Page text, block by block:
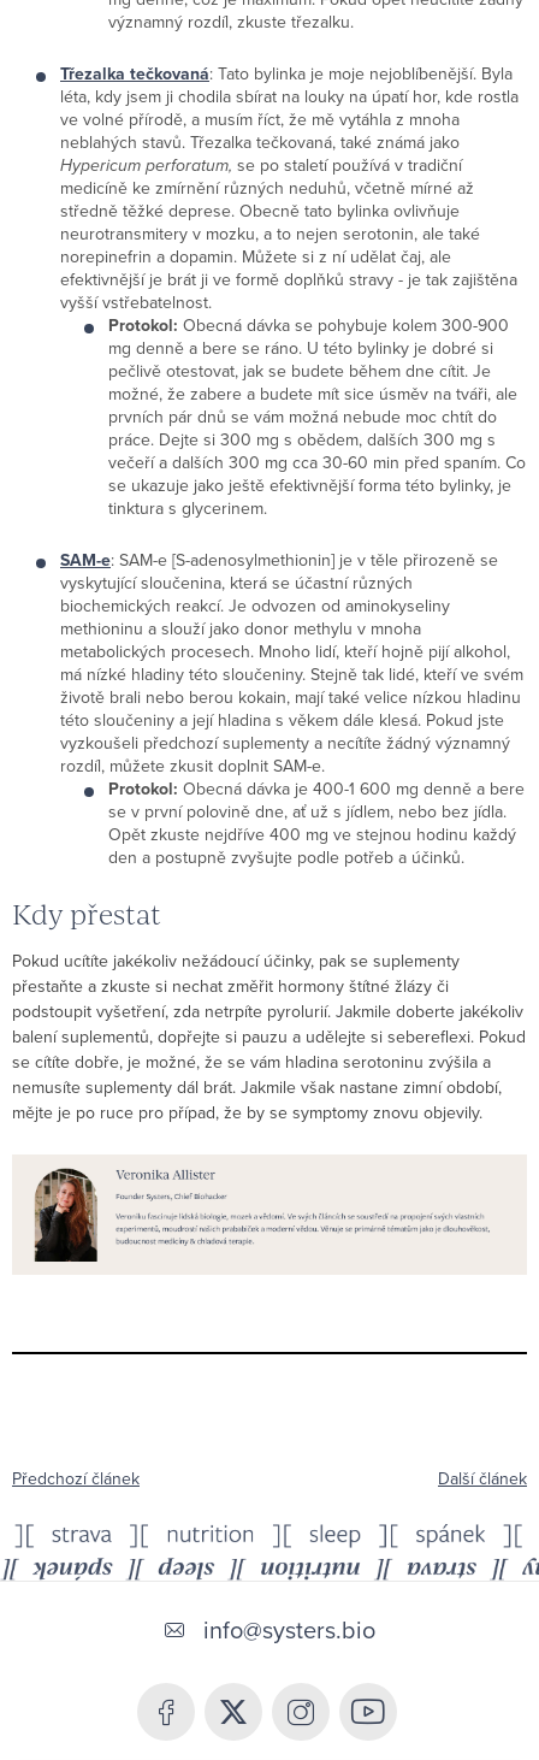
významný rozdíl, zkuste třezalku.
Třezalka tečkovaná: Tato bylinka je moje nejoblíbenější. Byla
léta, kdy jsem ji chodila sbírat na louky na úpatí hor, kde rostla
ve volné přírodě, a musím říct, že mě vytáhla z mnoha
neblahých stavů. Třezalka tečkovaná, také známá jako
Hypericum perforatum, se po staletí používá v tradiční
medicíně ke zmírnění různých neduhů, včetně mírné až
středně těžké deprese. Obecně tato bylinka ovlivňuje
neurotransmitery v mozku, a to nejen serotonin, ale také
norepinefrin a dopamin. Můžete si z ní udělat čaj, ale
efektivnější je brát ji ve formě doplňků stravy - je tak zajištěna
vyšší vstřebatelnost.
Protokol: Obecná dávka se pohybuje kolem 300-900
mg denně a bere se ráno. U této bylinky je dobré si
pečlivě otestovat, jak se budete během dne cítit. Je
možné, že zabere a budete mít sice úsměv na tváři, ale
prvních pár dnů se vám možná nebude moc chtít do
práce. Dejte si 300 mg s obědem, dalších 300 mg s
večeří a dalších 300 mg cca 30-60 min před spaním. Co
se ukazuje jako ještě efektivnější forma této bylinky, je
tinktura s glycerinem.
SAM-e: SAM-e [S-adenosylmethionin] je v těle přirozeně se
vyskytující sloučenina, která se účastní různých
biochemických reakcí. Je odvozen od aminokyseliny
methioninu a slouží jako donor methylu v mnoha
metabolických procesech. Mnoho lidí, kteří hojně pijí alkohol,
má nízké hladiny této sloučeniny. Stejně tak lidé, kteří ve svém
životě brali nebo berou kokain, mají také velice nízkou hladinu
této sloučeniny a její hladina s věkem dále klesá. Pokud jste
vyzkoušeli předchozí suplementy a necítíte žádný významný
rozdíl, můžete zkusit doplnit SAM-e.
Protokol: Obecná dávka je 400-1 600 mg denně a bere
se v první polovině dne, ať už s jídlem, nebo bez jídla.
Opět zkuste nejdříve 400 mg ve stejnou hodinu každý
den a postupně zvyšujte podle potřeb a účinků.
Kdy přestat
Pokud ucítíte jakékoliv nežádoucí účinky, pak se suplementy
přestaňte a zkuste si nechat změřit hormony štítné žlázy či
podstoupit vyšetření, zda netrpíte pyrolurií. Jakmile doberte jakékoliv
balení suplementů, dopřejte si pauzu a udělejte si sebereflexi. Pokud
se cítíte dobře, je možné, že se vám hladina serotoninu zvýšila a
nemusíte suplementy dál brát. Jakmile však nastane zimní období,
mějte je po ruce pro případ, že by se symptomy znovu objevily.
Předchozí článek Další článek
Z
info@systers.bio